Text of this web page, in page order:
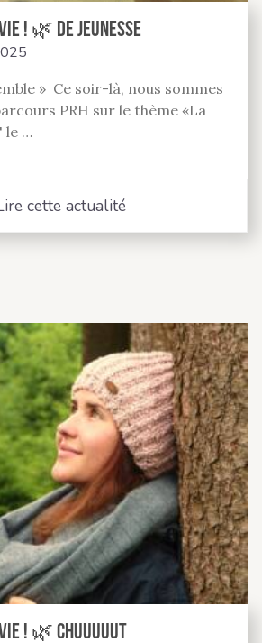
! 🌿 de jeunesse
» Ce soir-là, nous sommes
PRH sur le thème «La
le …
cette actualité
! 🌿 Chuuuuut